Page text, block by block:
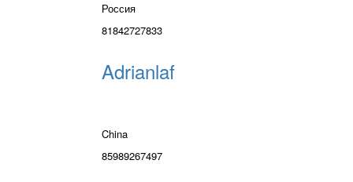
Россия
81842727833
Adrianlaf
China
85989267497